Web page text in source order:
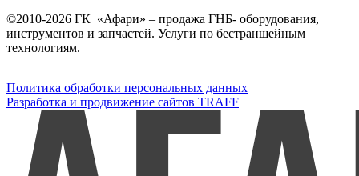
©2010-2026 ГК «Афари» – продажа ГНБ- оборудования,
инструментов и запчастей. Услуги по бестраншейным
технологиям.
Политика обработки персональных данных
Разработка и продвижение сайтов TRAFF